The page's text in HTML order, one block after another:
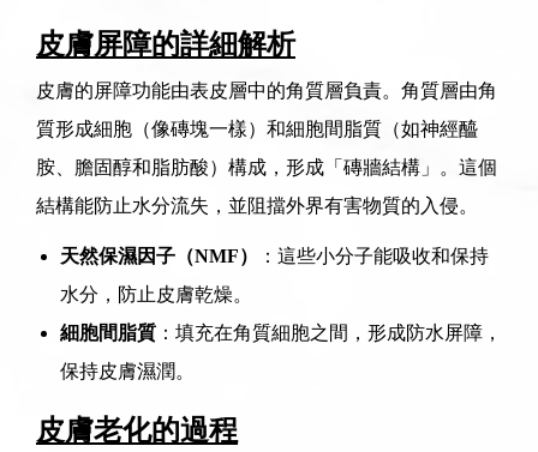
皮膚屏障的詳細解析
皮膚的屏障功能由表皮層中的角質層負責。角質層由角
質形成細胞（像磚塊一樣）和細胞間脂質（如神經醯
胺、膽固醇和脂肪酸）構成，形成「磚牆結構」。這個
結構能防止水分流失，並阻擋外界有害物質的入侵。
天然保濕因子（NMF）
：這些小分子能吸收和保持
水分，防止皮膚乾燥。
細胞間脂質 ：填充在角質細胞之間，形成防水屏障，
保持皮膚濕潤。
皮膚老化的過程